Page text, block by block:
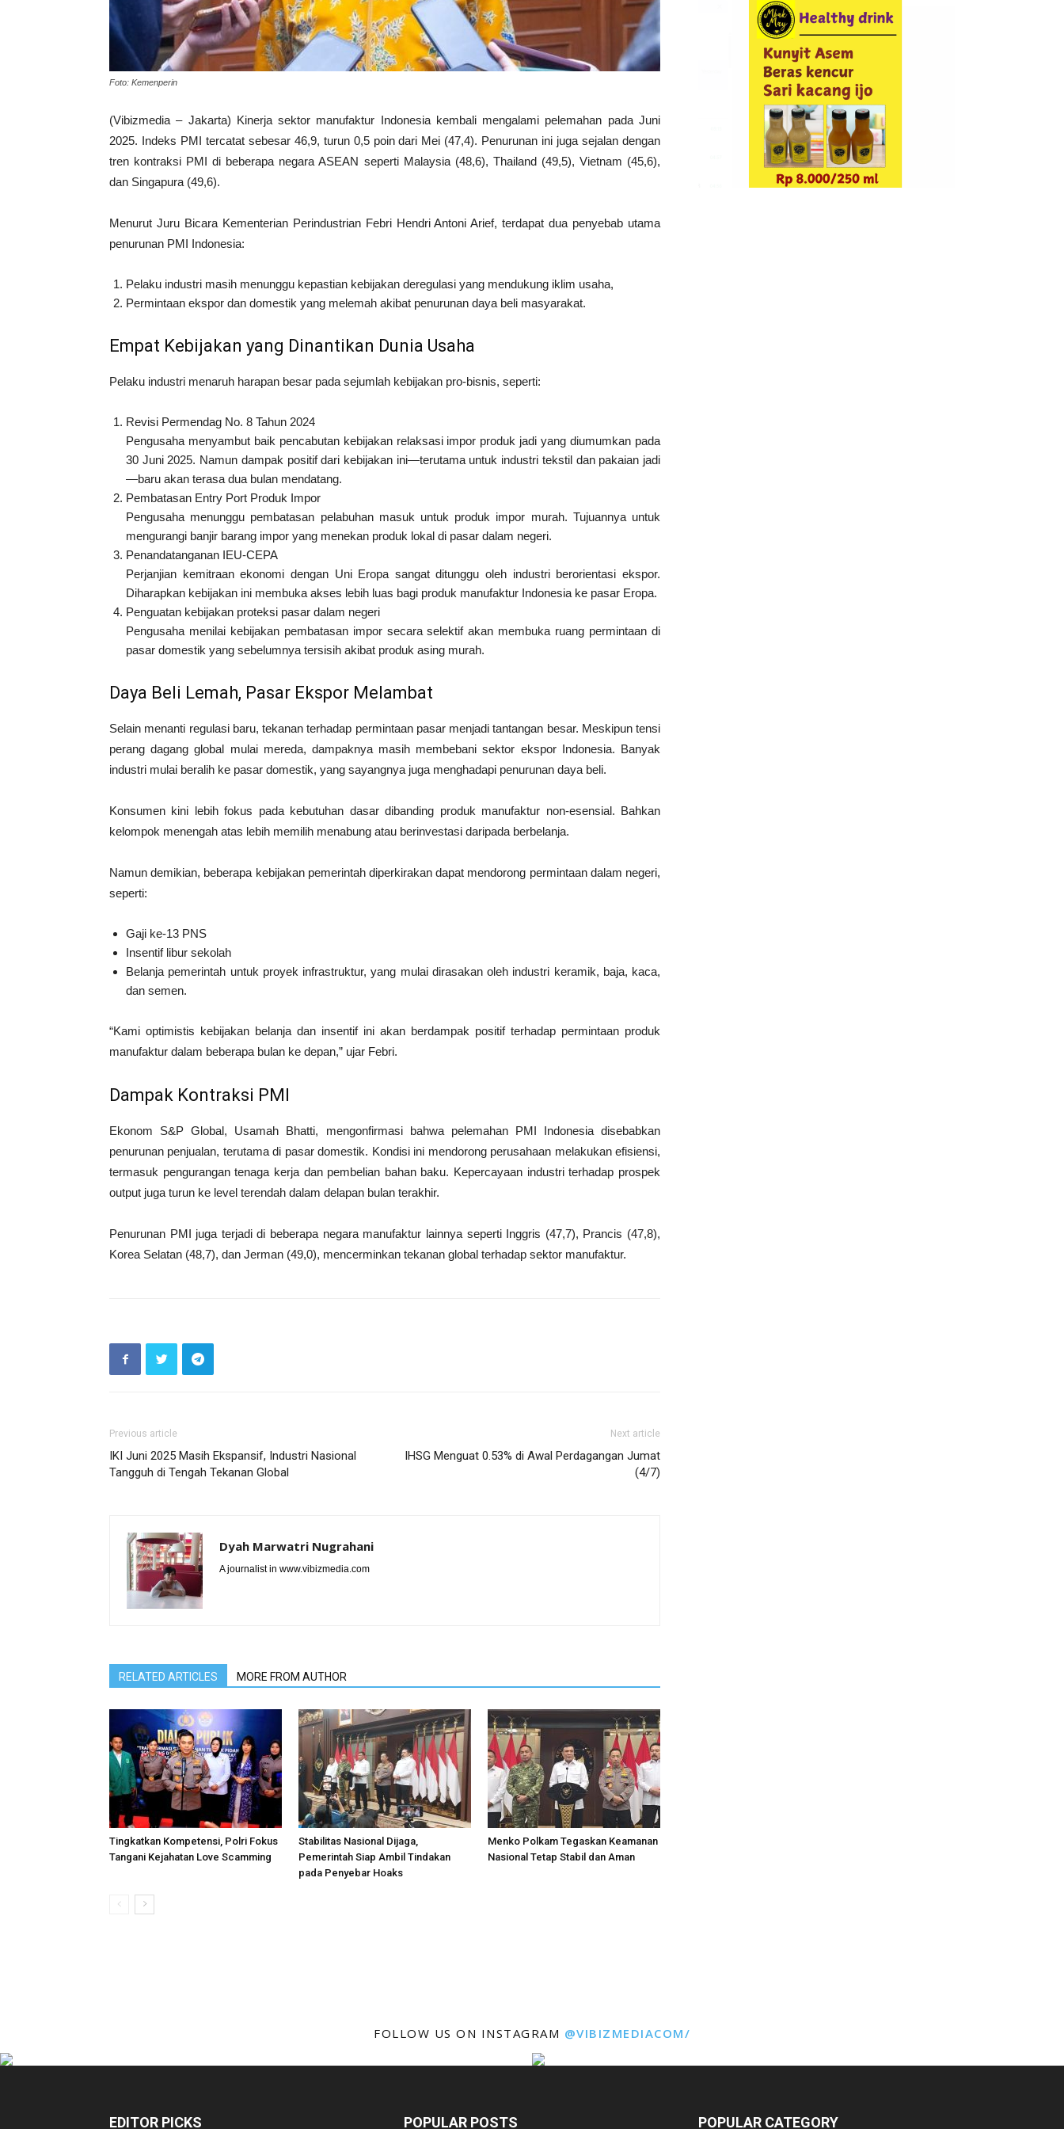
Foto: Kemenperin
(Vibizmedia – Jakarta) Kinerja sektor manufaktur Indonesia kembali mengalami pelemahan pada Juni
2025. Indeks PMI tercatat sebesar 46,9, turun 0,5 poin dari Mei (47,4). Penurunan ini juga sejalan dengan
tren kontraksi PMI di beberapa negara ASEAN seperti Malaysia (48,6), Thailand (49,5), Vietnam (45,6),
dan Singapura (49,6).
Menurut Juru Bicara Kementerian Perindustrian Febri Hendri Antoni Arief, terdapat dua penyebab utama
penurunan PMI Indonesia:
Pelaku industri masih menunggu kepastian kebijakan deregulasi yang mendukung iklim usaha,
Permintaan ekspor dan domestik yang melemah akibat penurunan daya beli masyarakat.
Empat Kebijakan yang Dinantikan Dunia Usaha
Pelaku industri menaruh harapan besar pada sejumlah kebijakan pro-bisnis, seperti:
Revisi Permendag No. 8 Tahun 2024
Pengusaha menyambut baik pencabutan kebijakan relaksasi impor produk jadi yang diumumkan pada
30 Juni 2025. Namun dampak positif dari kebijakan ini—terutama untuk industri tekstil dan pakaian jadi
—baru akan terasa dua bulan mendatang.
Pembatasan Entry Port Produk Impor
Pengusaha menunggu pembatasan pelabuhan masuk untuk produk impor murah. Tujuannya untuk
mengurangi banjir barang impor yang menekan produk lokal di pasar dalam negeri.
Penandatanganan IEU-CEPA
Perjanjian kemitraan ekonomi dengan Uni Eropa sangat ditunggu oleh industri berorientasi ekspor.
Diharapkan kebijakan ini membuka akses lebih luas bagi produk manufaktur Indonesia ke pasar Eropa.
Penguatan kebijakan proteksi pasar dalam negeri
Pengusaha menilai kebijakan pembatasan impor secara selektif akan membuka ruang permintaan di
pasar domestik yang sebelumnya tersisih akibat produk asing murah.
Daya Beli Lemah, Pasar Ekspor Melambat
Selain menanti regulasi baru, tekanan terhadap permintaan pasar menjadi tantangan besar. Meskipun tensi
perang dagang global mulai mereda, dampaknya masih membebani sektor ekspor Indonesia. Banyak
industri mulai beralih ke pasar domestik, yang sayangnya juga menghadapi penurunan daya beli.
Konsumen kini lebih fokus pada kebutuhan dasar dibanding produk manufaktur non-esensial. Bahkan
kelompok menengah atas lebih memilih menabung atau berinvestasi daripada berbelanja.
Namun demikian, beberapa kebijakan pemerintah diperkirakan dapat mendorong permintaan dalam negeri,
seperti:
Gaji ke-13 PNS
Insentif libur sekolah
Belanja pemerintah untuk proyek infrastruktur, yang mulai dirasakan oleh industri keramik, baja, kaca,
dan semen.
“Kami optimistis kebijakan belanja dan insentif ini akan berdampak positif terhadap permintaan produk
manufaktur dalam beberapa bulan ke depan,” ujar Febri.
Dampak Kontraksi PMI
Ekonom S&P Global, Usamah Bhatti, mengonfirmasi bahwa pelemahan PMI Indonesia disebabkan
penurunan penjualan, terutama di pasar domestik. Kondisi ini mendorong perusahaan melakukan efisiensi,
termasuk pengurangan tenaga kerja dan pembelian bahan baku. Kepercayaan industri terhadap prospek
output juga turun ke level terendah dalam delapan bulan terakhir.
Penurunan PMI juga terjadi di beberapa negara manufaktur lainnya seperti Inggris (47,7), Prancis (47,8),
Korea Selatan (48,7), dan Jerman (49,0), mencerminkan tekanan global terhadap sektor manufaktur.
Previous article
IKI Juni 2025 Masih Ekspansif, Industri Nasional
Tangguh di Tengah Tekanan Global
Next article
IHSG Menguat 0.53% di Awal Perdagangan Jumat
(4/7)
Dyah Marwatri Nugrahani
A journalist in www.vibizmedia.com
RELATED ARTICLES MORE FROM AUTHOR
Tingkatkan Kompetensi, Polri Fokus
Tangani Kejahatan Love Scamming
Stabilitas Nasional Dijaga,
Pemerintah Siap Ambil Tindakan
pada Penyebar Hoaks
Menko Polkam Tegaskan Keamanan
Nasional Tetap Stabil dan Aman
FOLLOW US ON INSTAGRAM @VIBIZMEDIACOM/
EDITOR PICKS POPULAR POSTS POPULAR CATEGORY